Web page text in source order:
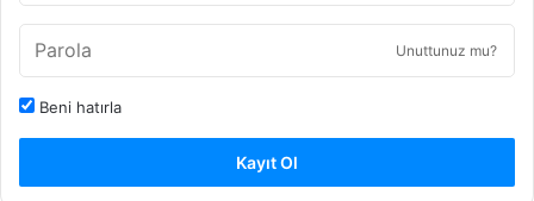
Unuttunuz mu?
Beni hatırla
Kayıt Ol